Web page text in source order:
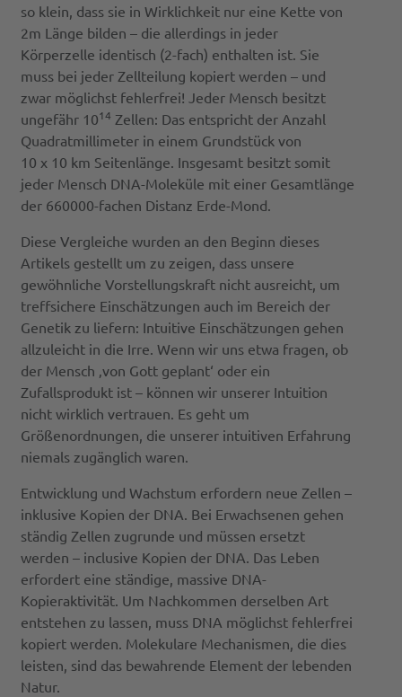
so klein, dass sie in Wirklichkeit nur eine Kette von
2m Länge bilden – die allerdings in jeder
Körperzelle identisch (2-fach) enthalten ist. Sie
muss bei jeder Zellteilung kopiert werden – und
zwar möglichst fehlerfrei! Jeder Mensch besitzt
ungefähr 1014 Zellen: Das entspricht der Anzahl
Quadratmillimeter in einem Grundstück von
10 x 10 km Seitenlänge. Insgesamt besitzt somit
jeder Mensch DNA-Moleküle mit einer Gesamtlänge
der 660000-fachen Distanz Erde-Mond.
Diese Vergleiche wurden an den Beginn dieses
Artikels gestellt um zu zeigen, dass unsere
gewöhnliche Vorstellungskraft nicht ausreicht, um
treffsichere Einschätzungen auch im Bereich der
Genetik zu liefern: Intuitive Einschätzungen gehen
allzuleicht in die Irre. Wenn wir uns etwa fragen, ob
der Mensch ‚von Gott geplant‘ oder ein
Zufallsprodukt ist – können wir unserer Intuition
nicht wirklich vertrauen. Es geht um
Größenordnungen, die unserer intuitiven Erfahrung
niemals zugänglich waren.
Entwicklung und Wachstum erfordern neue Zellen –
inklusive Kopien der DNA. Bei Erwachsenen gehen
ständig Zellen zugrunde und müssen ersetzt
werden – inclusive Kopien der DNA. Das Leben
erfordert eine ständige, massive DNA-
Kopieraktivität. Um Nachkommen derselben Art
entstehen zu lassen, muss DNA möglichst fehlerfrei
kopiert werden. Molekulare Mechanismen, die dies
leisten, sind das bewahrende Element der lebenden
Natur.